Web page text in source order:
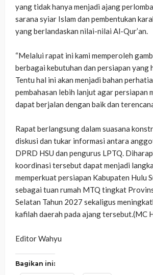
yang tidak hanya menjadi ajang
sarana syiar Islam dan pembentukan
yang berlandaskan nilai-nilai Al-Qur’an.
‎“Melalui rapat ini kami memperoleh
berbagai kebutuhan dan persiapan yang
Tentu hal ini akan menjadi bahan
pembahasan lebih lanjut agar persiapan
dapat berjalan dengan baik dan
‎Rapat berlangsung dalam suasana
diskusi dan tukar informasi antara
DPRD HSU dan pengurus LPTQ.
koordinasi tersebut dapat menjadi
memperkuat persiapan Kabupaten Hulu
sebagai tuan rumah MTQ tingkat
Selatan Tahun 2027 sekaligus
kafilah daerah pada ajang tersebut.(MC
‎Editor Wahyu
Bagikan ini: